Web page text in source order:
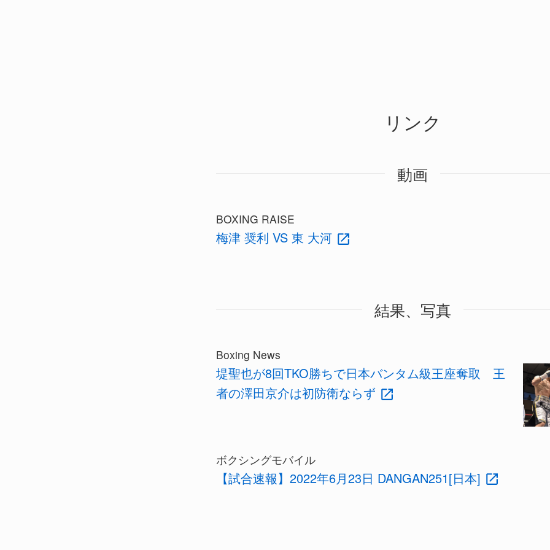
リンク
動画
BOXING RAISE
梅津 奨利 VS 東 大河
結果、写真
Boxing News
堤聖也が8回TKO勝ちで日本バンタム級王座奪取 王
者の澤田京介は初防衛ならず
ボクシングモバイル
【試合速報】2022年6月23日 DANGAN251[日本]